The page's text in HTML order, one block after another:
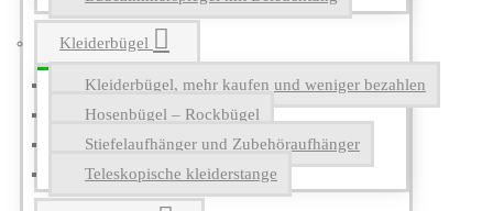
Kleiderbügel
Kleiderbügel, mehr kaufen und weniger bezahlen
Hosenbügel – Rockbügel
Stiefelaufhänger und Zubehöraufhänger
Teleskopische kleiderstange